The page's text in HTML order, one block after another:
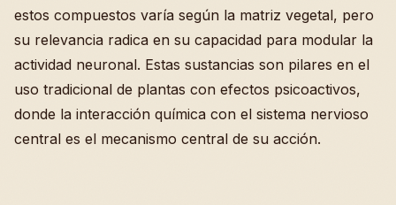
estos compuestos varía según la matriz vegetal, pero
su relevancia radica en su capacidad para modular la
actividad neuronal. Estas sustancias son pilares en el
uso tradicional de plantas con efectos psicoactivos,
donde la interacción química con el sistema nervioso
central es el mecanismo central de su acción.